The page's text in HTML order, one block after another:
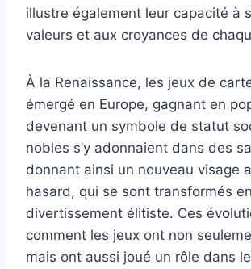
illustre également leur capacité à
valeurs et aux croyances de
À la Renaissance, les jeux de
émergé en Europe, gagnant en
devenant un symbole de statut
nobles s’y adonnaient dans des
donnant ainsi un nouveau visage
hasard, qui se sont transformés
divertissement élitiste. Ces
comment les jeux ont non
mais ont aussi joué un rôle dans